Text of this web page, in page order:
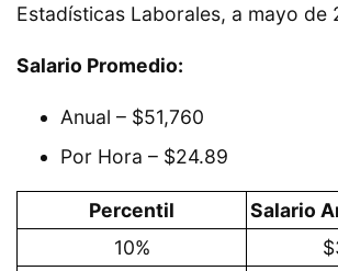
Estadísticas Laborales, a mayo de
Salario Promedio:
Anual – $51,760
Por Hora – $24.89
Percentil
Salario
10%